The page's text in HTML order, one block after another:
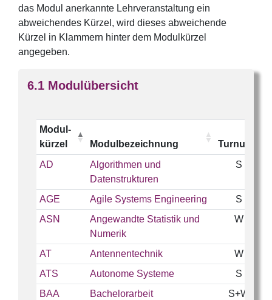
das Modul anerkannte Lehrveranstaltung ein
abweichendes Kürzel, wird dieses abweichende
Kürzel in Klammern hinter dem Modulkürzel
angegeben.
Modulübersicht
Modul-
kürzel
Modulbezeichnung Turnus
AD
Algorithmen und
Datenstrukturen
S
AGE Agile Systems Engineering
S
ASN
Angewandte Statistik und
Numerik
W
AT Antennentechnik
W
ATS
Autonome Systeme
S
BAA
Bachelorarbeit
S+W